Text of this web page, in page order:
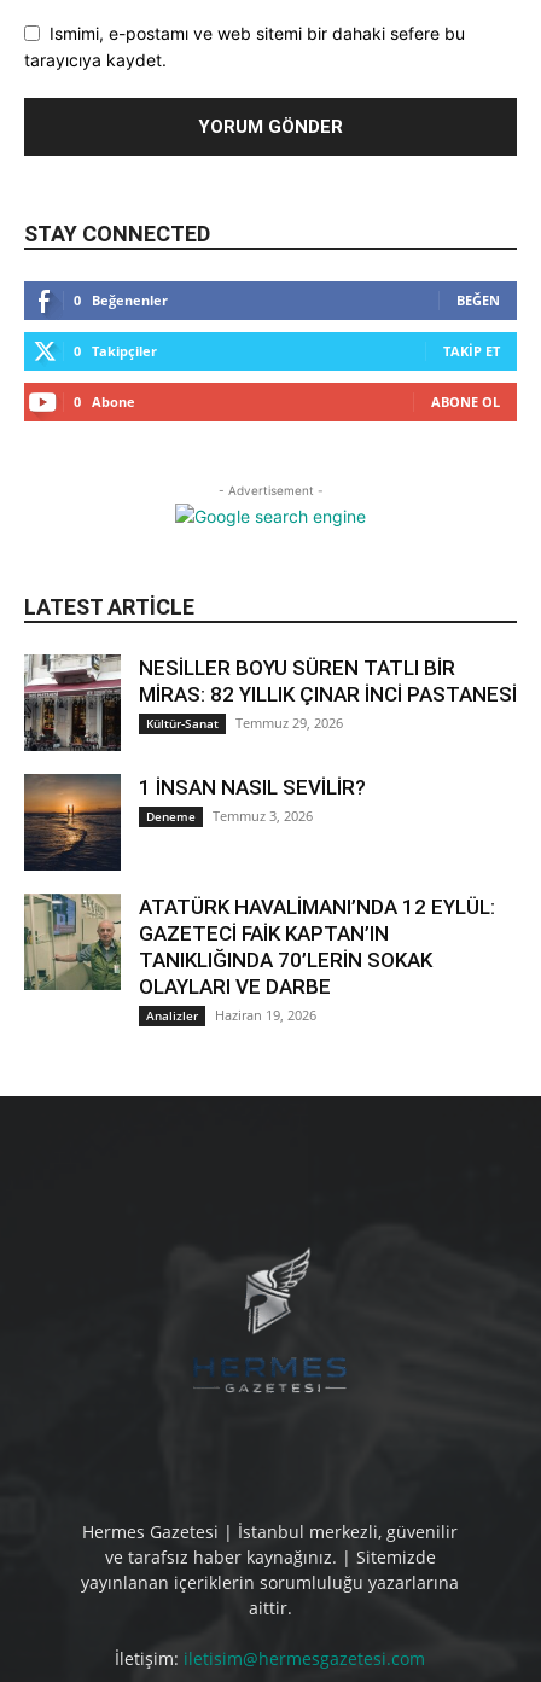
Ismimi, e-postamı ve web sitemi bir dahaki sefere bu
tarayıcıya kaydet.
STAY CONNECTED
0 Beğenenler BEĞEN
0 Takipçiler TAKIP ET
0 Abone ABONE OL
- Advertisement -
LATEST ARTICLE
NESİLLER BOYU SÜREN TATLI BİR
MİRAS: 82 YILLIK ÇINAR İNCİ PASTANESİ
Kültür-Sanat Temmuz 29, 2026
1 İNSAN NASIL SEVİLİR?
Deneme Temmuz 3, 2026
ATATÜRK HAVALİMANI’NDA 12 EYLÜL:
GAZETECİ FAİK KAPTAN’IN
TANIKLIĞINDA 70’LERİN SOKAK
OLAYLARI VE DARBE
Analizler Haziran 19, 2026
Hermes Gazetesi | İstanbul merkezli, güvenilir
ve tarafsız haber kaynağınız. | Sitemizde
yayınlanan içeriklerin sorumluluğu yazarlarına
aittir.
İletişim: iletisim@hermesgazetesi.com